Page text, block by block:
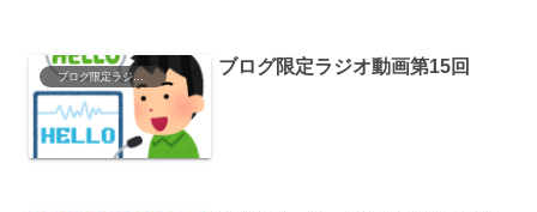
ブログ限定ラジオ動画 ブログ限定ラジオ動画第15回